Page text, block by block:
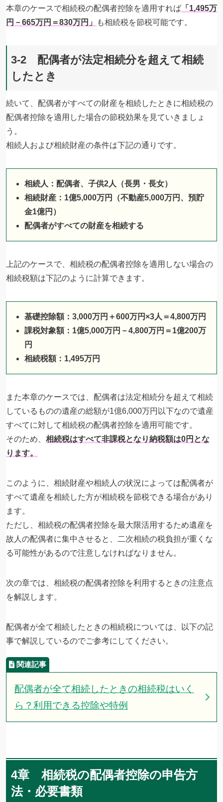
本章のケースで相続税の配偶者控除を適用すれば 「1,495万
円－665万円＝830万円」
も相続税を節税可能です。
3-2 配偶者が法定相続分を超えて相続
したとき
続いて、配偶者がすべての財産を相続したときに相続税の
配偶者控除を適用した場合の節税効果を見ていきましょ
う。
相続人および相続財産の条件は下記の通りです。
相続人：配偶者、子供2人（長男・長女）
相続財産：1億5,000万円（不動産5,000万円、預貯
金1億円）
配偶者がすべての財産を相続する
上記のケースで、相続税の配偶者控除を適用しない場合の
相続税額は下記のように計算できます。
基礎控除額：3,000万円＋600万円×3人＝4,800万円
課税対象額：1億5,000万円－4,800万円＝1億200万
円
相続税額：1,495万円
また本章のケースでは、配偶者は法定相続分を超えて相続
しているものの遺産の総額が1億6,000万円以下なので遺産
すべてに対して相続税の配偶者控除を適用可能です。
そのため、 相続税はすべて非課税となり納税額は0円とな
ります。
このように、相続財産や相続人の状況によっては配偶者が
すべて遺産を相続した方が相続税を節税できる場合があり
ます。
ただし、相続税の配偶者控除を最大限活用するため遺産を
故人の配偶者に集中させると、二次相続の税負担が重くな
る可能性があるので注意しなければなりません。
次の章では、相続税の配偶者控除を利用するときの注意点
を解説します。
配偶者が全て相続したときの相続税については、以下の記
事で解説しているのでご参考にしてください。
配偶者が全て相続したときの相続税はいく
ら？利用できる控除や特例
4章 相続税の配偶者控除の申告方
法・必要書類